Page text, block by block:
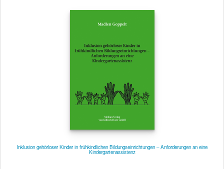
Inklusion gehörloser Kinder in frühkindlichen Bildungseinrichtungen – Anforderungen an eine
Kindergartenassistenz